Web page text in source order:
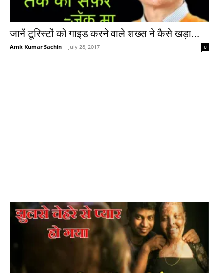
जानें टूरिस्टों को गाइड करने वाले शख्स ने कैसे खड़ा...
Amit Kumar Sachin - July 28, 2017 0